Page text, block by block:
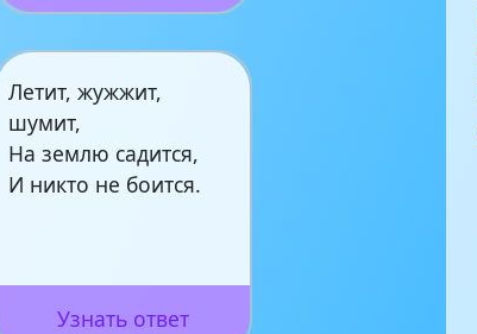
Летит, жужжит,
шумит,
На землю садится,
И никто не боится.
Узнать ответ